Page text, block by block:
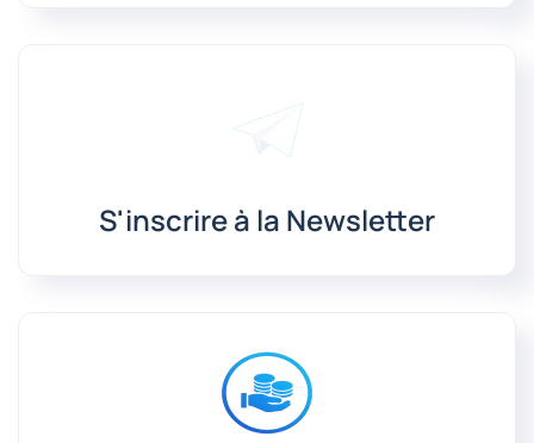
S'inscrire à la Newsletter